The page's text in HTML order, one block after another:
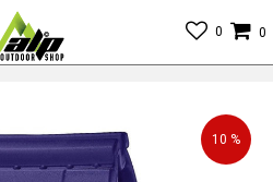
0
0
10 %